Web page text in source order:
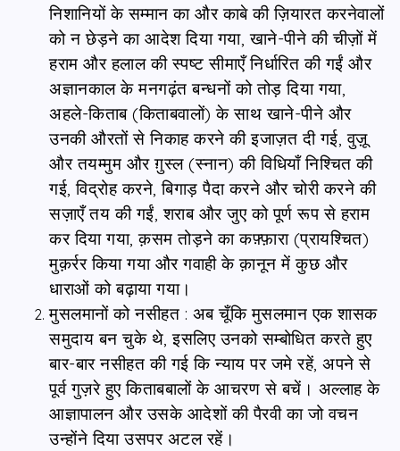
निशानियों के सम्मान का और काबे की ज़ियारत करनेवालों
को न छेड़ने का आदेश दिया गया, खाने-पीने की चीज़ों में
हराम और हलाल की स्पष्ट सीमाएँ निर्धारित की गईं और
अज्ञानकाल के मनगढ़ंत बन्धनों को तोड़ दिया गया,
अहले-किताब (किताबवालों) के साथ खाने-पीने और
उनकी औरतों से निकाह करने की इजाज़त दी गई, वुज़ू
और तयम्मुम और ग़ुस्ल (स्‍नान) की विधियाँ निश्चित की
गई, विद्रोह करने, बिगाड़ पैदा करने और चोरी करने की
सज़ाएँ तय की गईं, शराब और जुए को पूर्ण रूप से हराम
कर दिया गया, क़सम तोड़ने का कफ़्फ़ारा (प्रायश्चित)
मुक़र्रर किया गया और गवाही के क़ानून में कुछ और
धाराओं को बढ़ाया गया।
मुसलमानों को नसीहत : अब चूँकि मुसलमान एक शासक
समुदाय बन चुके थे, इसलिए उनको सम्बोधित करते हुए
बार-बार नसीहत की गई कि न्याय पर जमे रहें, अपने से
पूर्व गुज़रे हुए किताबबालों के आचरण से बचें। अल्लाह के
आज्ञापालन और उसके आदेशों की पैरवी का जो वचन
उन्होंने दिया उसपर अटल रहें।